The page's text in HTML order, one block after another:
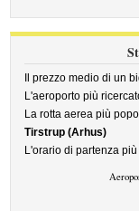
Il prezzo medio di un
L'aeroporto più
La rotta aerea più
Tirstrup (Arhus)
L'orario di partenza